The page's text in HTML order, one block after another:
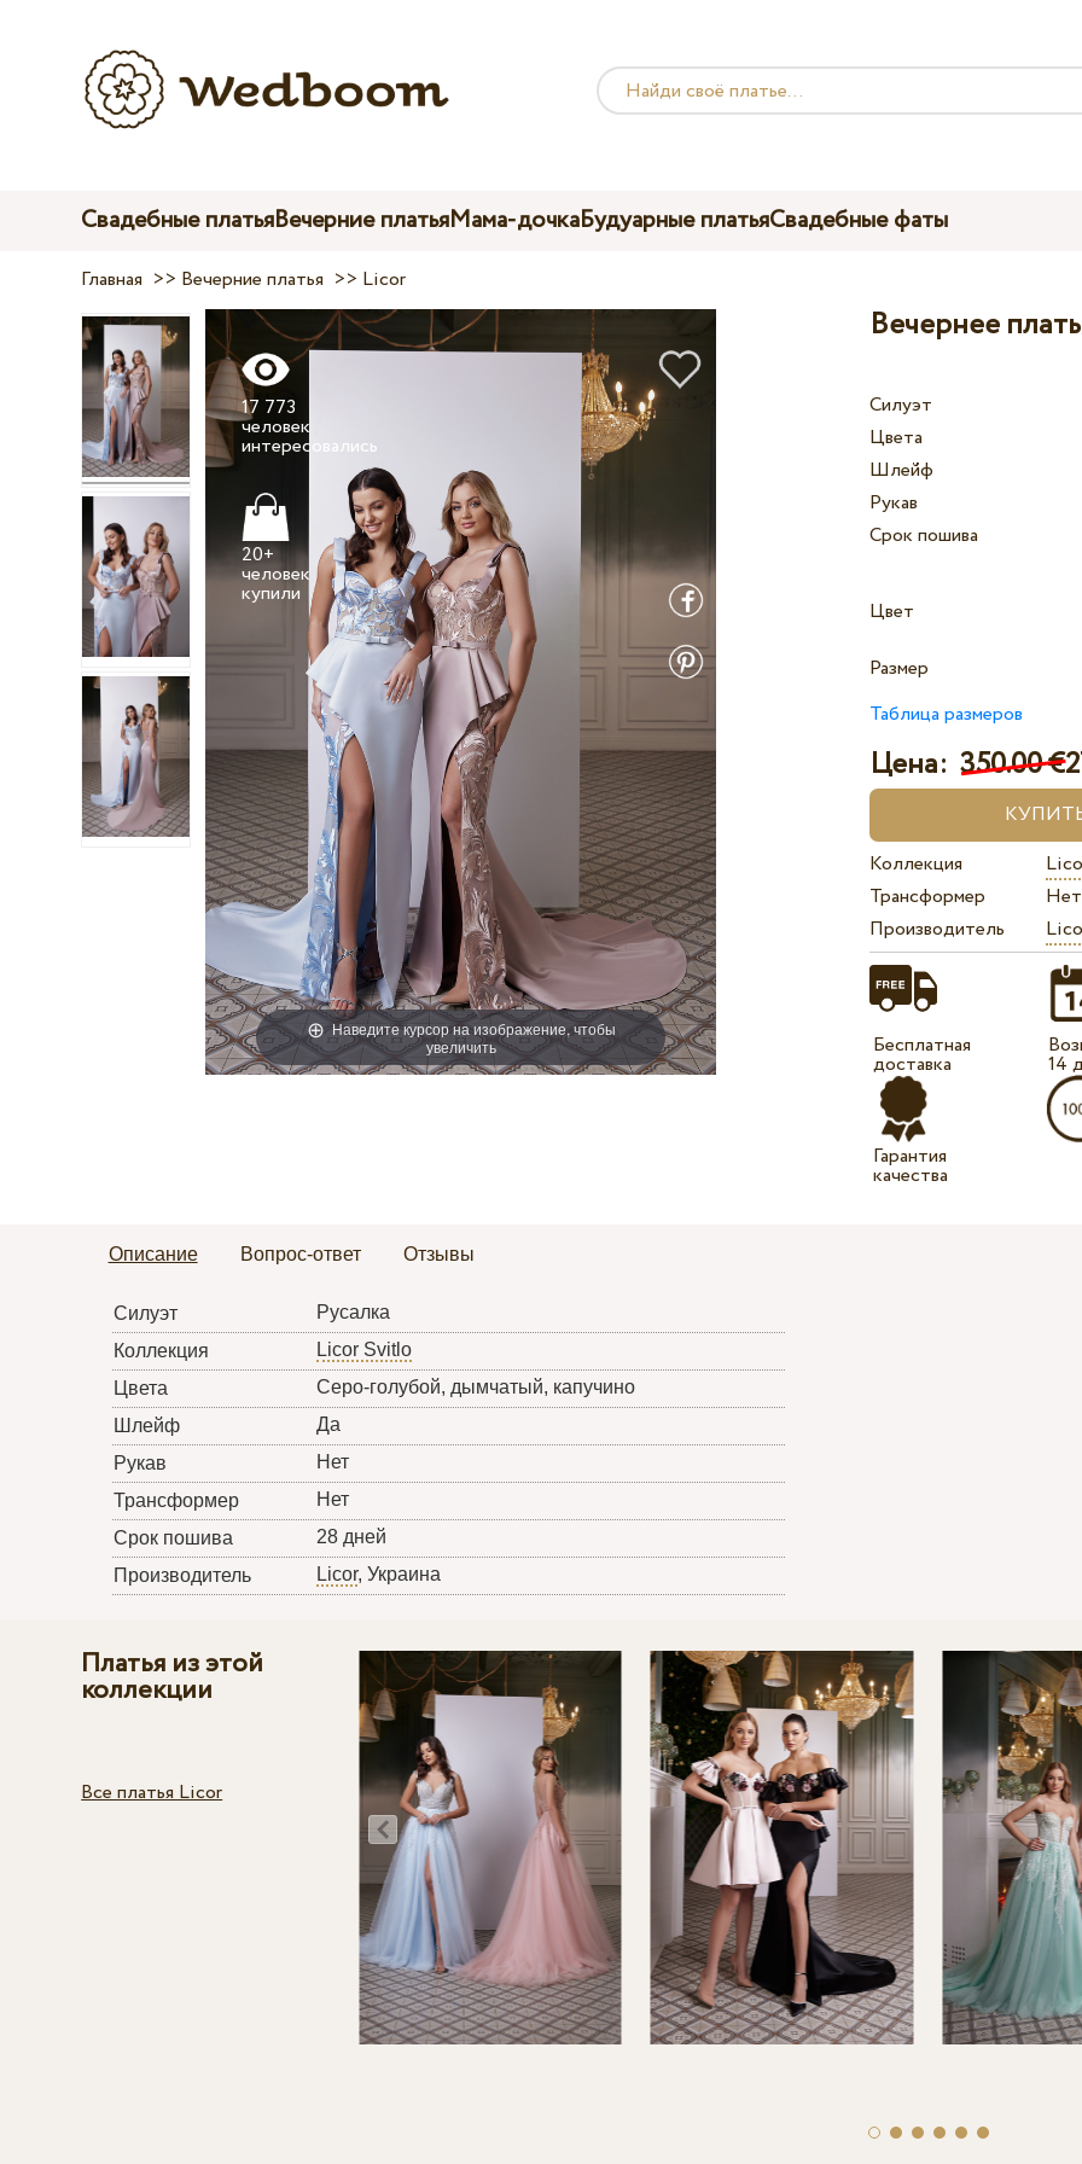
Свадебные платьяВечерние платьяМама-дочкаБудуарные платьяСвадебные фаты
Главная >> Вечерние платья >> Licor
Наведите курсор на изображение, чтобы
увеличить
17 773
человек
20+
человек
Вечернее
Силуэт
Цвета
Шлейф
Рукав
Срок пошива
Цвет
Размер
Таблица размеров
Цена:350.00 €
Коллекция
Трансформер
Нет
Производитель
Бесплатная
доставка
Гарантия
качества
14
Описание Вопрос-ответ Отзывы
Силуэт
Русалка
Коллекция
Licor Svitlo
Цвета
Серо-голубой, дымчатый, кaпучино
Шлейф
Да
Рукав
Нет
Трансформер
Нет
Срок пошива
28 дней
Производитель
Licor, Украина
Платья из этой
коллекции
Все платья Licor